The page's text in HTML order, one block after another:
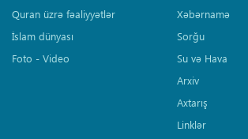
Quran üzrə fəaliyyətlər
İslam dünyası
Foto - Video
Xəbərnamə
Sorğu
Su və Hava
Arxiv
Axtarış
Linklər